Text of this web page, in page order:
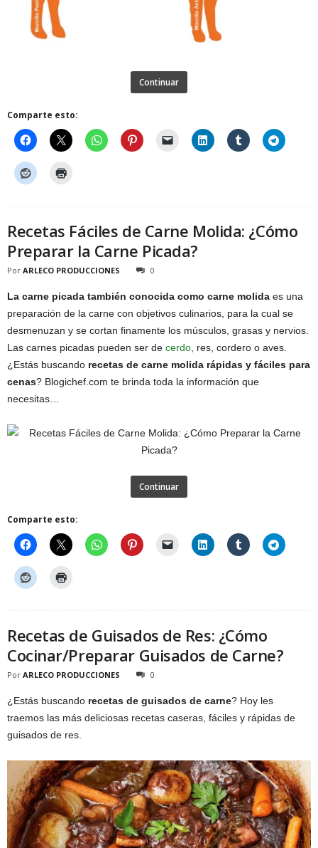
Continuar
Comparte esto:
Recetas Fáciles de Carne Molida: ¿Cómo
Preparar la Carne Picada?
Por ARLECO PRODUCCIONES 0
La carne picada también conocida como carne molida es una
preparación de la carne con objetivos culinarios, para la cual se
desmenuzan y se cortan finamente los músculos, grasas y nervios.
Las carnes picadas pueden ser de cerdo , res, cordero o aves.
¿Estás buscando recetas de carne molida rápidas y fáciles para
cenas? Blogichef.com te brinda toda la información que
necesitas…
Continuar
Comparte esto:
Recetas de Guisados de Res: ¿Cómo
Cocinar/Preparar Guisados de Carne?
Por ARLECO PRODUCCIONES 0
¿Estás buscando recetas de guisados de carne? Hoy les
traemos las más deliciosas recetas caseras, fáciles y rápidas de
guisados de res.